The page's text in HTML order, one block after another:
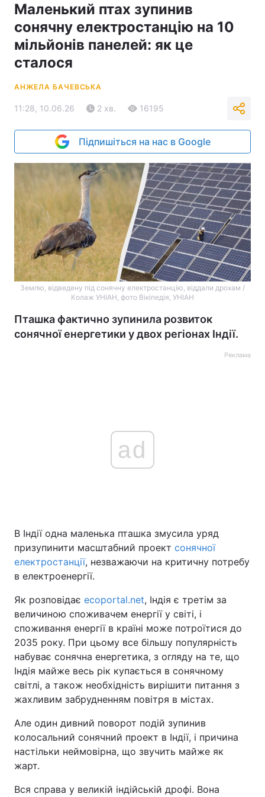
Маленький птах зупинив
сонячну електростанцію на 10
мільйонів панелей: як це
сталося
АНЖЕЛА БАЧЕВСЬКА
11:28, 10.06.26 2 хв. 16195
Підпишіться на нас в Google
Землю, відведену під сонячну електростанцію, віддали дрохам /
Колаж УНІАН, фото Вікіпедія, УНІАН
Пташка фактично зупинила розвиток
сонячної енергетики у двох регіонах Індії.
Реклама
ad
В Індії одна маленька пташка змусила уряд
призупинити масштабний проект сонячної
електростанції, незважаючи на критичну потребу
в електроенергії.
Як розповідає ecoportal.net, Індія є третім за
величиною споживачем енергії у світі, і
споживання енергії в країні може потроїтися до
2035 року. При цьому все більшу популярність
набуває сонячна енергетика, з огляду на те, що
Індія майже весь рік купається в сонячному
світлі, а також необхідність вирішити питання з
жахливим забрудненням повітря в містах.
Але один дивний поворот подій зупинив
колосальний сонячний проект в Індії, і причина
настільки неймовірна, що звучить майже як
жарт.
Вся справа у великій індійській дрофі. Вона